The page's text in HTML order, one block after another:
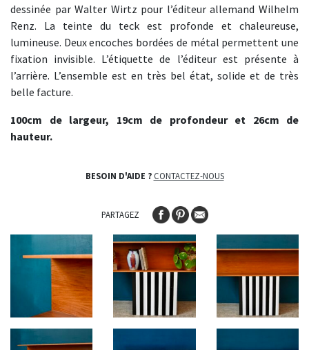
dessinée par Walter Wirtz pour l’éditeur allemand Wilhelm
Renz. La teinte du teck est profonde et chaleureuse,
lumineuse. Deux encoches bordées de métal permettent une
fixation invisible. L’étiquette de l’éditeur est présente à
l’arrière. L’ensemble est en très bel état, solide et de très
belle facture.
100cm de largeur, 19cm de profondeur et 26cm de
hauteur.
BESOIN D'AIDE ? CONTACTEZ-NOUS
PARTAGEZ